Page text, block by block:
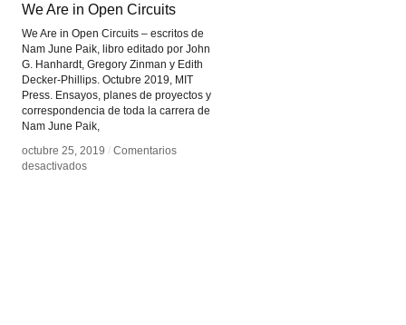
We Are in Open Circuits
We Are in Open Circuits – escritos de
Nam June Paik, libro editado por John
G. Hanhardt, Gregory Zinman y Edith
Decker-Phillips. Octubre 2019, MIT
Press. Ensayos, planes de proyectos y
correspondencia de toda la carrera de
Nam June Paik,
octubre 25, 2019 / Comentarios
desactivadosen
We Are in Open Circuits
octubre 25, 2019 / Comentarios
desactivadosen